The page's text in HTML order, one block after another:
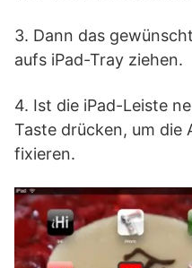
3. Dann das
aufs iPad-Tray ziehen.
4. Ist die iPad-Leiste
Taste drücken, um die
fixieren.